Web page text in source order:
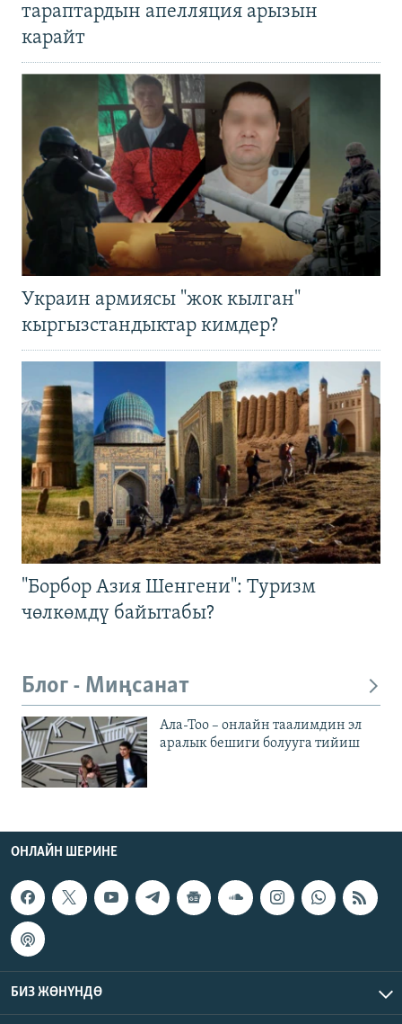
тараптардын апелляция арызын
карайт
Украин армиясы "жок кылган"
кыргызстандыктар кимдер?
"Борбор Азия Шенгени": Туризм
чөлкөмдү байытабы?
Блог - Миңсанат
Ала-Тоо – онлайн таалимдин эл
аралык бешиги болууга тийиш
ОНЛАЙН ШЕРИНЕ
БИЗ ЖӨНҮНДӨ